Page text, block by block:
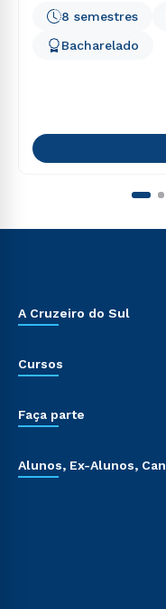
8 semestres
Bacharelado
A Cruzeiro do Sul
Cursos
Faça parte
Alunos, Ex-Alunos,